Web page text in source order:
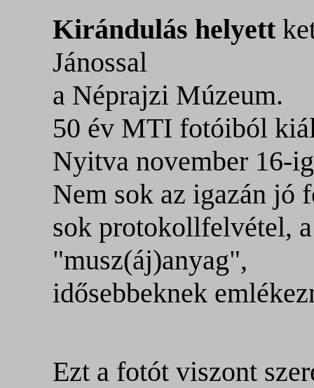
Kirándulás helyett
Jánossal
a Néprajzi Múzeum.
50 év MTI fotóiból
Nyitva november 16-
Nem sok az igazán jó
sok protokollfelvétel, a
"musz(áj)anyag",
idősebbeknek
Ezt a fotót viszont